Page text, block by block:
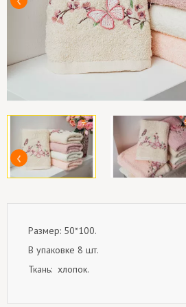
Размер: 50*100.
В упаковке 8 шт.
Ткань: хлопок.